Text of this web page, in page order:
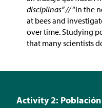
disciplinas” //“In the
at bees and
over time. Studying
that many scientists
Activity 2: